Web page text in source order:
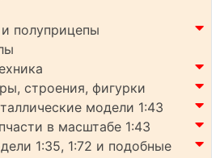
полуприцепы
строения, фигурки
модели 1:43
в масштабе 1:43
1:35, 1:72 и подобные